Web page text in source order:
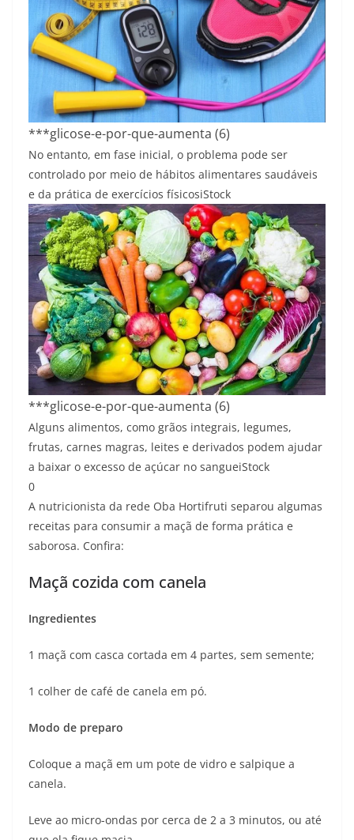
***glicose-e-por-que-aumenta (6)
No entanto, em fase inicial, o problema pode ser
controlado por meio de hábitos alimentares saudáveis
e da prática de exercícios físicosiStock
***glicose-e-por-que-aumenta (6)
Alguns alimentos, como grãos integrais, legumes,
frutas, carnes magras, leites e derivados podem ajudar
a baixar o excesso de açúcar no sangueiStock
0
A nutricionista da rede Oba Hortifruti separou algumas
receitas para consumir a maçã de forma prática e
saborosa. Confira:
Maçã cozida com canela
Ingredientes
1 maçã com casca cortada em 4 partes, sem semente;
1 colher de café de canela em pó.
Modo de preparo
Coloque a maçã em um pote de vidro e salpique a
canela.
Leve ao micro-ondas por cerca de 2 a 3 minutos, ou até